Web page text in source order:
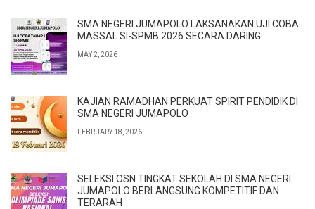
SMA NEGERI JUMAPOLO LAKSANAKAN UJI COBA
MASSAL SI-SPMB 2026 SECARA DARING
MAY 2, 2026
KAJIAN RAMADHAN PERKUAT SPIRIT PENDIDIK DI
SMA NEGERI JUMAPOLO
FEBRUARY 18, 2026
SELEKSI OSN TINGKAT SEKOLAH DI SMA NEGERI
JUMAPOLO BERLANGSUNG KOMPETITIF DAN
TERARAH